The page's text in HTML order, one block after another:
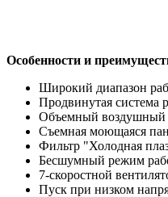
Особенности и
Широкий диапазон
Продвинутая система
Объемный воздушный
Съемная моющаяся
Фильтр "Холодная
Бесшумный режим
7-скоростной
Пуск при низком